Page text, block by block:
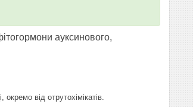
ауксинового,
від отрутохімікатів.